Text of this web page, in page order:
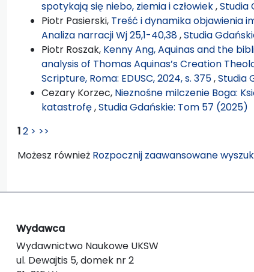
spotykają się niebo, ziemia i człowiek,Studia
Piotr Pasierski, Treść i dynamika objawienia
Analiza narracji Wj 25,1-40,38,Studia
Piotr Roszak, Kenny Ang, Aquinas and the
analysis of Thomas Aquinas’s Creation
Scripture, Roma: EDUSC, 2024, s. 375,Studia
Cezary Korzec, Nieznośne milczenie Boga:
katastrofę,Studia Gdańskie: Tom 57 (2025)
12 > >>
Możesz również Rozpocznij zaawansowane
Wydawca
Wydawnictwo Naukowe UKSW
ul. Dewajtis 5, domek nr 2